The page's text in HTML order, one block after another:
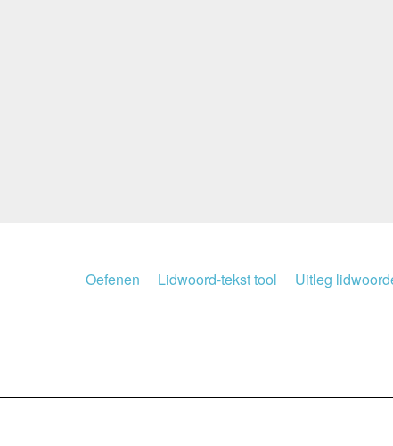
Oefenen Lidwoord-tekst tool Uitleg